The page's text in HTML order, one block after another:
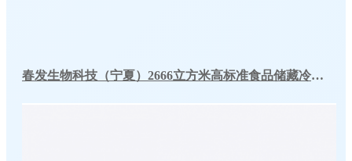
春发生物科技（宁夏）2666立方米高标准食品储藏冷库工程案例